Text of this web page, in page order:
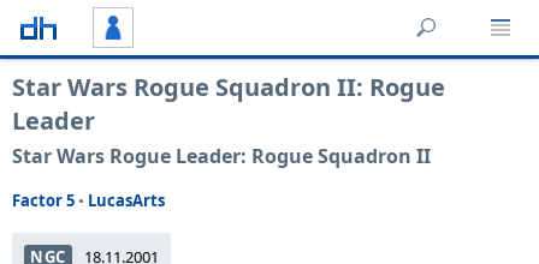
Star Wars Rogue Squadron II: Rogue
Leader
Star Wars Rogue Leader: Rogue Squadron II
Factor 5 • LucasArts
NGC 18.11.2001